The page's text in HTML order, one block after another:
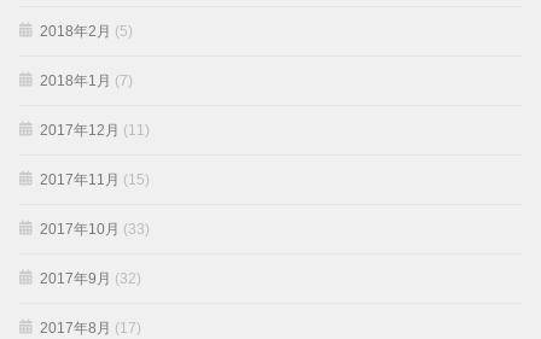
2018年2月 (5)
2018年1月 (7)
2017年12月 (11)
2017年11月 (15)
2017年10月 (33)
2017年9月 (32)
2017年8月 (17)